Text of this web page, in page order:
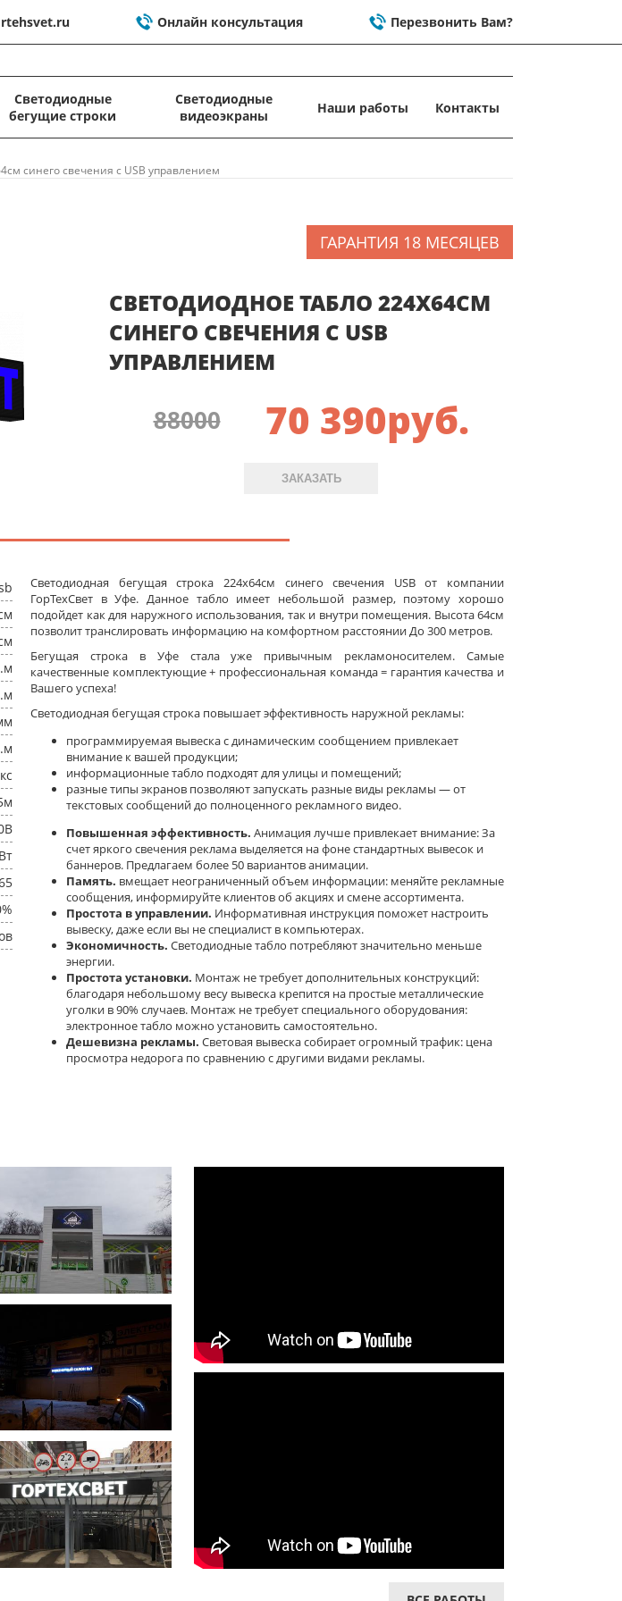
Онлайн консультация Перезвонить Вам?
Светодиодные
бегущие строки
Светодиодные
видеоэкраны
Наши работы Контакты
синего свечения c USB управлением
СВЕТОДИОДНОЕ ТАБЛО 224X64СМ
СИНЕГО СВЕЧЕНИЯ C USB
УПРАВЛЕНИЕМ
88000 70 390руб.
ЗАКАЗАТЬ
ГАРАНТИЯ 18 МЕСЯЦЕВ
Светодиодная бегущая строка 224x64см синего свечения USB от компании
ГорТехСвет в Уфе. Данное табло имеет небольшой размер, поэтому хорошо
подойдет как для наружного использования, так и внутри помещения. Высота 64см
позволит транслировать информацию на комфортном расстоянии До 300 метров.
Бегущая строка в Уфе стала уже привычным рекламоносителем. Самые
качественные комплектующие + профессиональная команда = гарантия качества и
Вашего успеха!
Светодиодная бегущая строка повышает эффективность наружной рекламы:
программируемая вывеска с динамическим сообщением привлекает
внимание к вашей продукции;
информационные табло подходят для улицы и помещений;
разные типы экранов позволяют запускать разные виды рекламы — от
текстовых сообщений до полноценного рекламного видео.
Повышенная эффективность. Анимация лучше привлекает внимание: За
счет яркого свечения реклама выделяется на фоне стандартных вывесок и
баннеров. Предлагаем более 50 вариантов анимации.
Память. вмещает неограниченный объем информации: меняйте рекламные
сообщения, информируйте клиентов об акциях и смене ассортимента.
Простота в управлении. Информативная инструкция поможет настроить
вывеску, даже если вы не специалист в компьютерах.
Экономичность. Светодиодные табло потребляют значительно меньше
энергии.
Простота установки. Монтаж не требует дополнительных конструкций:
благодаря небольшому весу вывеска крепится на простые металлические
уголки в 90% случаев. Монтаж не требует специального оборудования:
электронное табло можно установить самостоятельно.
Дешевизна рекламы. Световая вывеска собирает огромный трафик: цена
просмотра недорога по сравнению с другими видами рекламы.